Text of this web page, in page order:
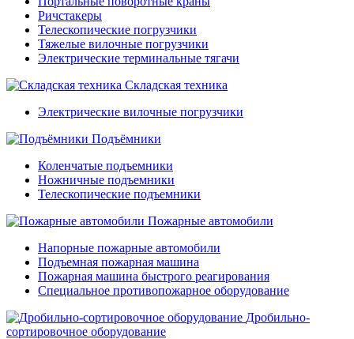
Ричстакеры
Телескопические погрузчики
Тяжелые вилочные погрузчики
Электрические терминальные тягачи
Складская техника
Электрические вилочные погрузчики
Подъёмники
Коленчатые подъемники
Ножничные подъемники
Телескопические подъемники
Пожарные автомобили
Напорные пожарные автомобили
Подъемная пожарная машина
Пожарная машина быстрого реагирования
Специальное противопожарное оборудование
Дробильно-
сортировочное оборудование